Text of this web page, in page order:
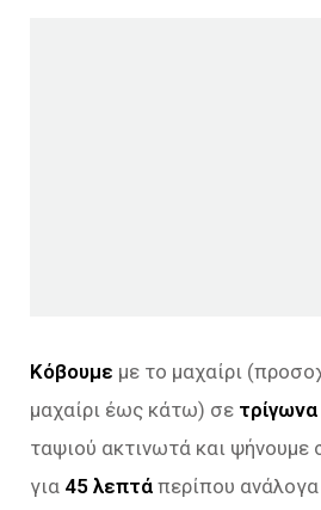
Κόβουμε με το μαχαίρι
μαχαίρι έως κάτω) σε τρίγωνα
ταψιού ακτινωτά και ψήνουμε
για 45 λεπτά περίπου